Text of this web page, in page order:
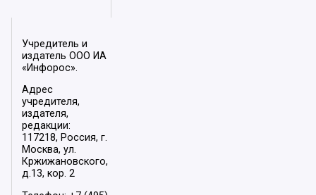
Учредитель и
издатель ООО ИА
«Инфорос».
Адрес
учредителя,
издателя,
редакции:
117218, Россия, г.
Москва, ул.
Кржижановского,
д.13, кор. 2